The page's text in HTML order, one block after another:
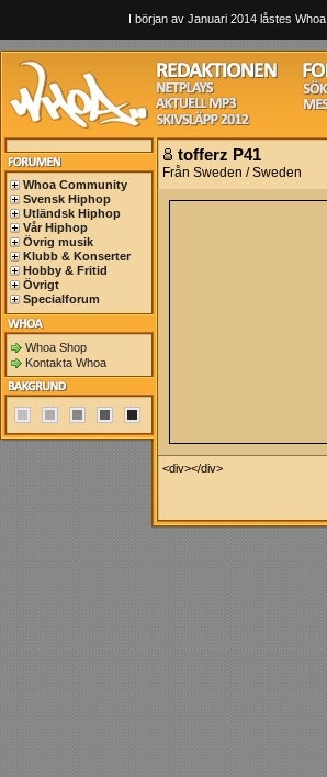
I början av Januari 2014 låstes
Whoa Community
Svensk Hiphop
Utländsk Hiphop
Vår Hiphop
Övrig musik
Klubb & Konserter
Hobby & Fritid
Övrigt
Specialforum
Whoa Shop
Kontakta Whoa
tofferz P41
Från Sweden / Sweden
<div></div>